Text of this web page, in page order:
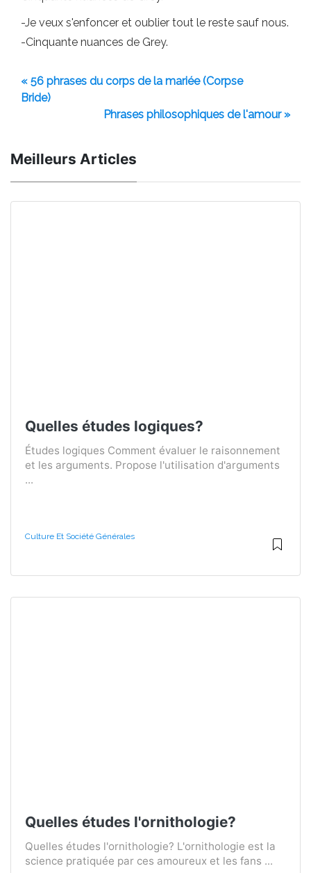
-Je veux s'enfoncer et oublier tout le reste sauf nous.
-Cinquante nuances de Grey.
« 56 phrases du corps de la mariée (Corpse
Bride)
Phrases philosophiques de l'amour »
Meilleurs Articles
Quelles études logiques?
Études logiques Comment évaluer le raisonnement
et les arguments. Propose l'utilisation d'arguments
...
Culture Et Société Générales
Quelles études l'ornithologie?
Quelles études l'ornithologie? L'ornithologie est la
science pratiquée par ces amoureux et les fans ...